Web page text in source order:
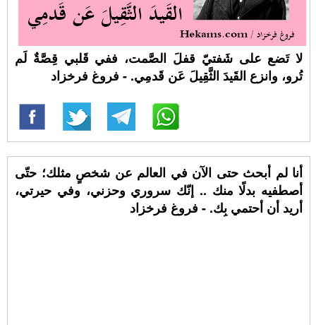
لا تَضع على شَفتيّ قفلَ الصَّمت، ففي قَلبي قِصَّةٌ لَم
تُرو، وانزع القَيدَ الثَّقِيلَ عَن قَدمِي. - فروغ فرخزاد
أنا لم أبحث حتى الآن في العالم عن شخصٍ مثلك؛ حتّى
أصطفيه بدلًا منك .. إنّك سروري وحزني، وفي حيرتي،
أريد أن أحتمي بِك. - فروغ فرخزاد